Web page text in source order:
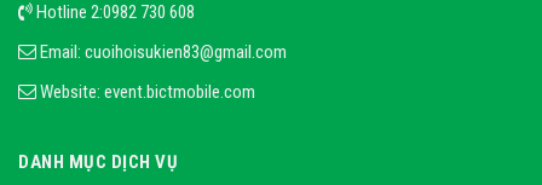
Hotline 2:0982 730 608
Email: cuoihoisukien83@gmail.com
Website: event.bictmobile.com
DANH MỤC DỊCH VỤ